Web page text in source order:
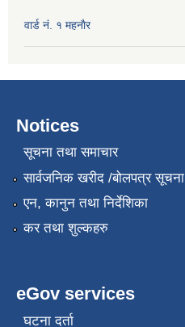
वार्ड नं. १ महनाैर
Notices
सूचना तथा समाचार
सार्वजनिक खरीद /बोलपत्र सूचना
एन, कानुन तथा निर्देशिका
कर तथा शुल्कहरु
eGov services
घटना दर्ता